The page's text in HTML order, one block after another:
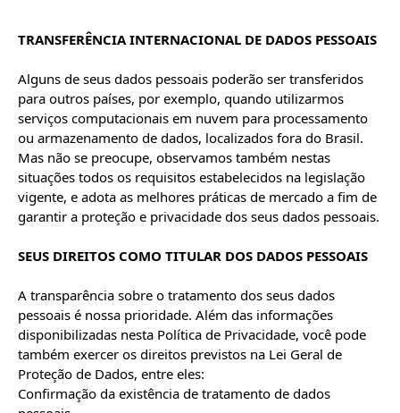
TRANSFERÊNCIA INTERNACIONAL DE DADOS PESSOAIS
Alguns de seus dados pessoais poderão ser transferidos
para outros países, por exemplo, quando utilizarmos
serviços computacionais em nuvem para processamento
ou armazenamento de dados, localizados fora do Brasil.
Mas não se preocupe, observamos também nestas
situações todos os requisitos estabelecidos na legislação
vigente, e adota as melhores práticas de mercado a fim de
garantir a proteção e privacidade dos seus dados pessoais.
SEUS DIREITOS COMO TITULAR DOS DADOS PESSOAIS
A transparência sobre o tratamento dos seus dados
pessoais é nossa prioridade. Além das informações
disponibilizadas nesta Política de Privacidade, você pode
também exercer os direitos previstos na Lei Geral de
Proteção de Dados, entre eles:
Confirmação da existência de tratamento de dados